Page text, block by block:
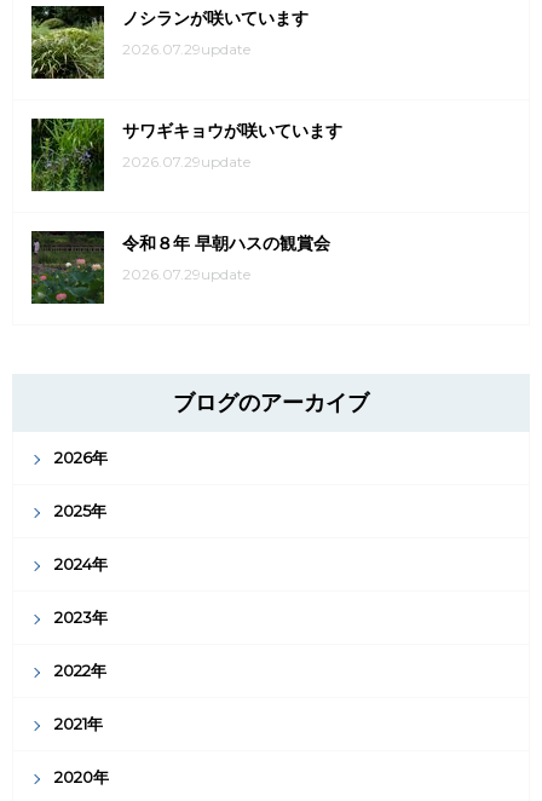
ノシランが咲いています
2026.07.29update
サワギキョウが咲いています
2026.07.29update
令和８年 早朝ハスの観賞会
2026.07.29update
ブログのアーカイブ
2026年
2025年
2024年
2023年
2022年
2021年
2020年